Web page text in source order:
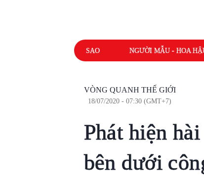
SAO NGƯỜI MẪU - HOA
VÒNG QUANH THẾ GIỚI
18/07/2020 - 07:30 (GMT+7)
Phát hiện
bên dưới